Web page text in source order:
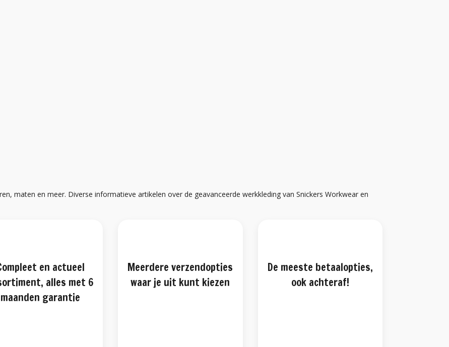
maten en meer. Diverse informatieve artikelen over de geavanceerde werkkleding van Snickers Workwear en
en actueel
alles met 6
maanden garantie
Meerdere verzendopties
waar je uit kunt kiezen
De meeste betaalopties,
ook achteraf!